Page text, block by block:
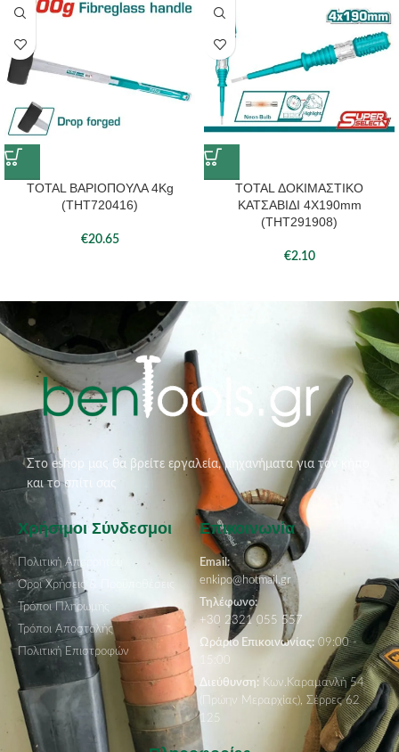
TOTAL ΒΑΡΙΟΠΟΥΛΑ 4Kg
(THT720416)
€20.65
TOTAL ΔΟΚΙΜΑΣΤΙΚΟ
ΚΑΤΣΑΒΙΔΙ 4X190mm
(THT291908)
€2.10
Στο eshop μας θα βρείτε εργαλεία, μηχανήματα για τον κήπο
και το σπίτι σας
Χρήσιμοι Σύνδεσμοι
Πολιτική Απορρήτου
Όροι Χρήσεις & Προϋποθέσεις
Τρόποι Πληρωμής
Τρόποι Αποστολής
Πολιτική Επιστροφών
Επικοινωνία
Email:
enkipo@hotmail.gr
Τηλέφωνο:
+30 2321 055 557
Ωράριο Επικοινωνίας: 09:00 -
15:00
Διεύθυνση: Κων.Καραμανλή 54
(Πρώην Μεραρχίας), Σέρρες 62
125